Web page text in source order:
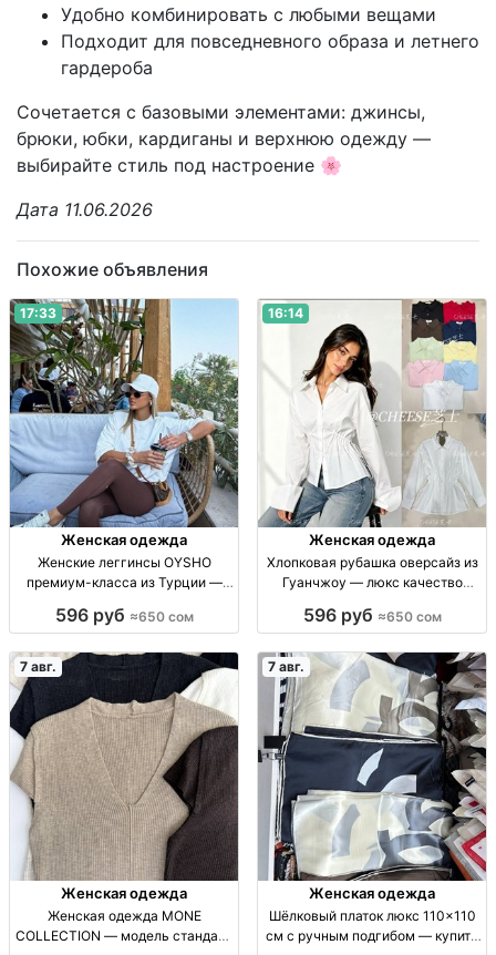
Удобно комбинировать с любыми вещами
Подходит для повседневного образа и летнего
гардероба
Сочетается с базовыми элементами: джинсы,
брюки, юбки, кардиганы и верхнюю одежду —
выбирайте стиль под настроение 🌸
Дата 11.06.2026
Похожие объявления
17:33
Женская одежда
Женские леггинсы OYSHO
премиум-класса из Турции —
OYSHO, Турция, премиум ткань,
кэжуал, р-ры S–XL, 650 сом
596 руб ≈650 сом
16:14
Женская одежда
Хлопковая рубашка оверсайз из
Гуанчжоу — люкс качество
во, р-р стандарт, Гуанчжоу
596 руб ≈650 сом
7 авг.
Женская одежда
Женская одежда MONE
COLLECTION — модель стандарт
7 авг.
Женская одежда
Шёлковый платок люкс 110×110
см с ручным подгибом — купить